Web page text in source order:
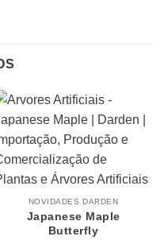
NOVIDADES DARDEN
Japanese Maple
Butterfly